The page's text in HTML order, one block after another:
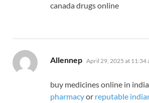
canada drugs online
Allennep says:
April 29, 2025 at 11:34
buy medicines online in india
pharmacyor reputable